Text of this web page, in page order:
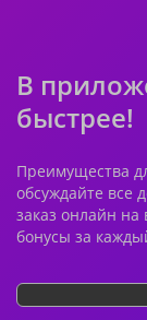
В
быстрее!
Преимущества
обсуждайте все
заказ онлайн на
бонусы за